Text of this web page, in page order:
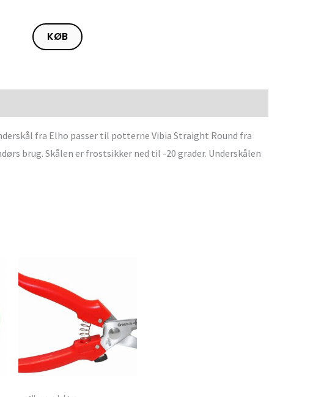
KØB
fra Elho passer til potterne Vibia Straight Round fra
brug. Skålen er frostsikker ned til -20 grader. Underskålen